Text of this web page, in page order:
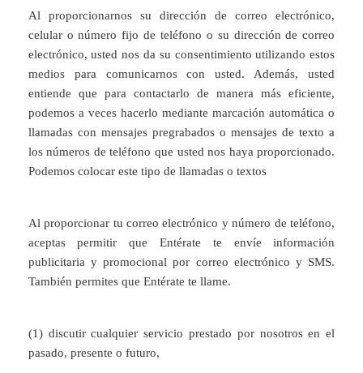
Al proporcionarnos su dirección de correo electrónico,
celular o número fijo de teléfono o su dirección de correo
electrónico, usted nos da su consentimiento utilizando estos
medios para comunicarnos con usted. Además, usted
entiende que para contactarlo de manera más eficiente,
podemos a veces hacerlo mediante marcación automática o
llamadas con mensajes pregrabados o mensajes de texto a
los números de teléfono que usted nos haya proporcionado.
Podemos colocar este tipo de llamadas o textos
Al proporcionar tu correo electrónico y número de teléfono,
aceptas permitir que Entérate te envíe información
publicitaria y promocional por correo electrónico y SMS.
También permites que Entérate te llame.
(1) discutir cualquier servicio prestado por nosotros en el
pasado, presente o futuro,